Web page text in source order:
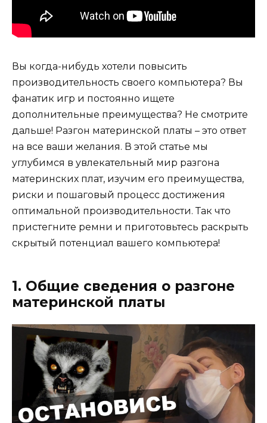
Вы когда-нибудь хотели повысить
производительность своего компьютера? Вы
фанатик игр и постоянно ищете
дополнительные преимущества? Не смотрите
дальше! Разгон материнской платы – это ответ
на все ваши желания. В этой статье мы
углубимся в увлекательный мир разгона
материнских плат, изучим его преимущества,
риски и пошаговый процесс достижения
оптимальной производительности. Так что
пристегните ремни и приготовьтесь раскрыть
скрытый потенциал вашего компьютера!
1. Общие сведения о разгоне
материнской платы